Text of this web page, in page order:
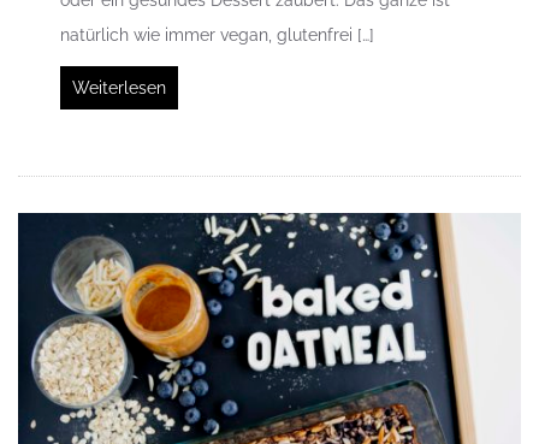
natürlich wie immer vegan, glutenfrei […]
Weiterlesen